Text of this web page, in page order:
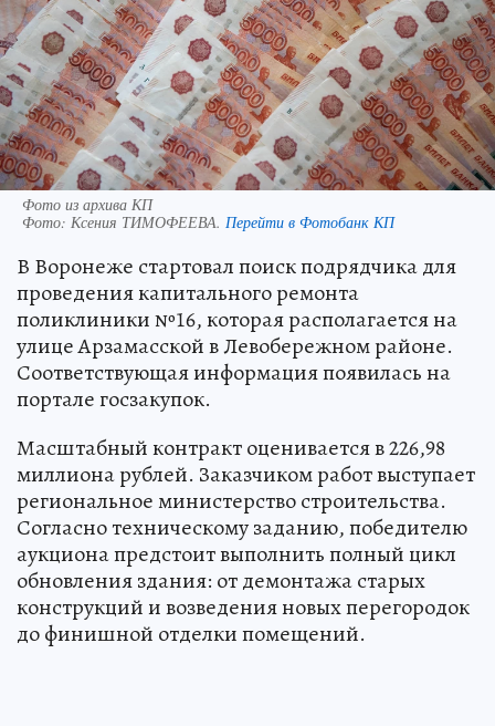
Фото из архива КП
Фото: Ксения ТИМОФЕЕВА. Перейти в Фотобанк КП
В Воронеже стартовал поиск подрядчика для
проведения капитального ремонта
поликлиники №16, которая располагается на
улице Арзамасской в Левобережном районе.
Соответствующая информация появилась на
портале госзакупок.
Масштабный контракт оценивается в 226,98
миллиона рублей. Заказчиком работ выступает
региональное министерство строительства.
Согласно техническому заданию, победителю
аукциона предстоит выполнить полный цикл
обновления здания: от демонтажа старых
конструкций и возведения новых перегородок
до финишной отделки помещений.